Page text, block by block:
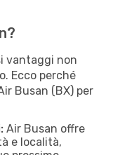
vantaggi non
Ecco perché
Busan (BX) per
Air Busan offre
e località,